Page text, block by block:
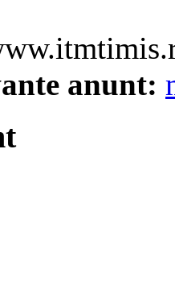
anunt: